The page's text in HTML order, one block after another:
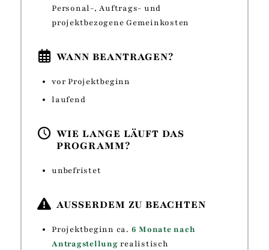
Personal-, Auftrags- und
projektbezogene Gemeinkosten
WANN BEANTRAGEN?
vor Projektbeginn
laufend
WIE LANGE LÄUFT DAS
PROGRAMM?
unbefristet
AUSSERDEM ZU BEACHTEN
Projektbeginn ca. 6 Monate nach
Antragstellung realistisch